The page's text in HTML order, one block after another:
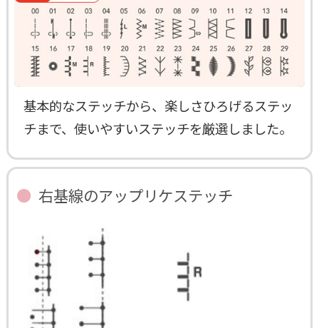
基本的なステッチから、楽しさひろげるステッ
チまで、使いやすいステッチを厳選しました。
右基線のアップリケステッチ